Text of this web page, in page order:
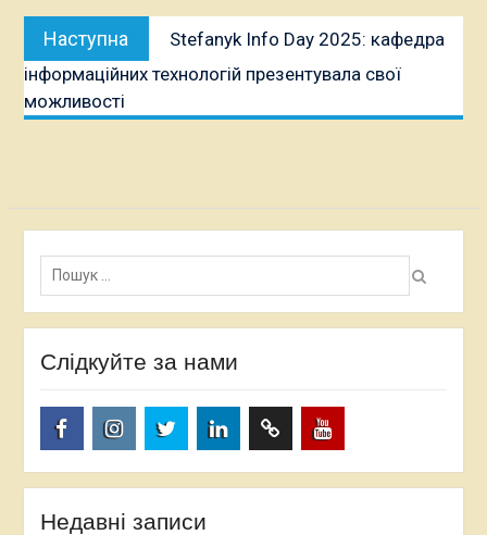
Наступна
Наступна
публікація:
Stefanyk Info Day 2025: кафедра
інформаційних технологій презентувала свої
можливості
Пошук:
Слідкуйте за нами
Недавні записи